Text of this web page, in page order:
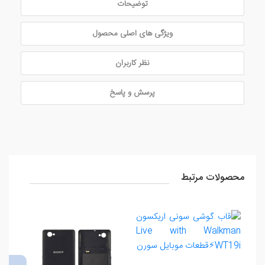
توضیحات
ویژگی های اصلی محصول
نظر کاربران
پرسش و پاسخ
محصولات مرتبط